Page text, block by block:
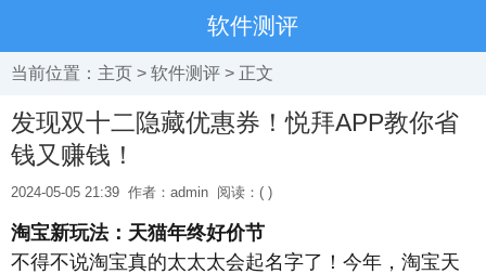
软件测评
当前位置： 主页 > 软件测评 > 正文
发现双十二隐藏优惠券！悦拜APP教你省
钱又赚钱！
2024-05-05 21:39 作者：admin 阅读：( )
淘宝新玩法：天猫年终好价节
不得不说淘宝真的太太太会起名字了！今年，淘宝天